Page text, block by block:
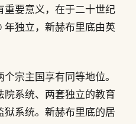
重要意义，在于二十世纪
独立，新赫布里底由英
宗主国享有同等地位。
院系统、两套独立的教育
狱系统。新赫布里底的居